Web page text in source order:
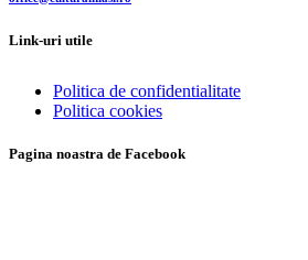
Link-uri utile
Politica de confidentialitate
Politica cookies
Pagina noastra de Facebook